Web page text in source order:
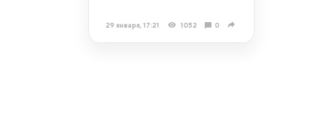
29 января, 17:21 1052 0